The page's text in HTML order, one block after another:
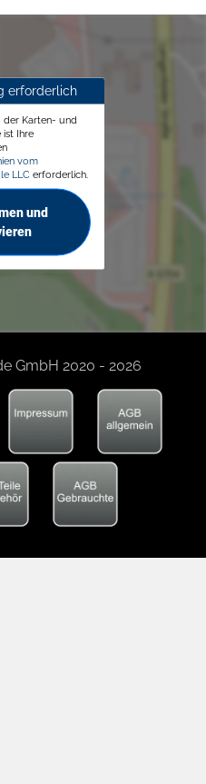
erforderlich
der Karten- und
ist Ihre
vom
LLC erforderlich.
und
GmbH 2020 - 2026